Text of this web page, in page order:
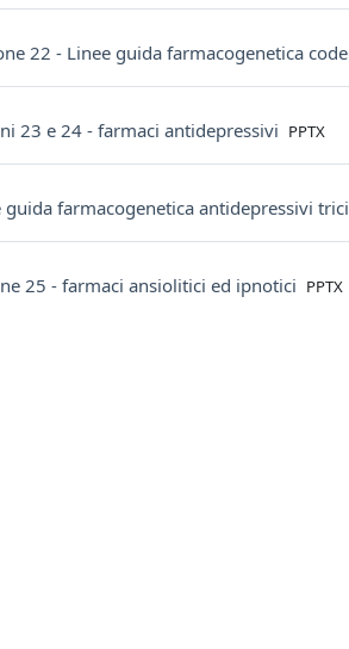
22 - Linee guida farmacogenetica
23 e 24 - farmaci antidepressivi File
PPTX
guida farmacogenetica antidepressivi
25 - farmaci ansiolitici ed ipnotici File
PPTX